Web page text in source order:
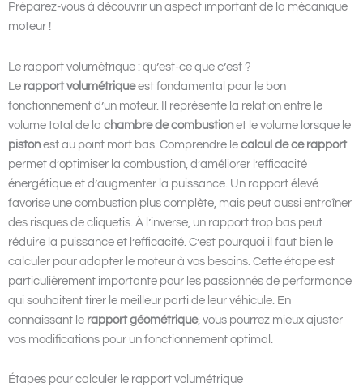
Préparez-vous à découvrir un aspect important de la mécanique
moteur !
Le rapport volumétrique : qu’est-ce que c’est ?
Le rapport volumétriqueest fondamental pour le bon
fonctionnement d’un moteur. Il représente la relation entre le
volume total de la chambre de combustionet le volume lorsque le
pistonest au point mort bas. Comprendre le calcul de ce rapport
permet d’optimiser la combustion, d’améliorer l’efficacité
énergétique et d’augmenter la puissance. Un rapport élevé
favorise une combustion plus complète, mais peut aussi entraîner
des risques de cliquetis. À l’inverse, un rapport trop bas peut
réduire la puissance et l’efficacité. C’est pourquoi il faut bien le
calculer pour adapter le moteur à vos besoins. Cette étape est
particulièrement importante pour les passionnés de performance
qui souhaitent tirer le meilleur parti de leur véhicule. En
connaissant le rapport géométrique, vous pourrez mieux ajuster
vos modifications pour un fonctionnement optimal.
Étapes pour calculer le rapport volumétrique